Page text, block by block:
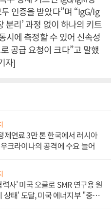
인증을 받았다”며 “IgG/Ig
분리’ 과정 없이 하나의 키트
시에 측정할 수 있어 신속성
공급 요청이 크다”고 말했
자]
제연료 3만 톤 한국에서 러시아
크라이나의 공격에 수요 늘어
사' 미국 오클로 SMR 연구용 원
상태' 도달, 미국 에너지부 "중요